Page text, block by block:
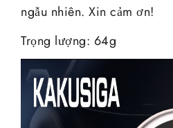
ngẫu nhiên. Xin cảm ơn!
Trọng lượng: 64g